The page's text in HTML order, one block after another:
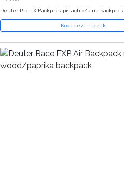
Deuter Race X Backpack pistachio/pine backpack
Koop deze rugzak